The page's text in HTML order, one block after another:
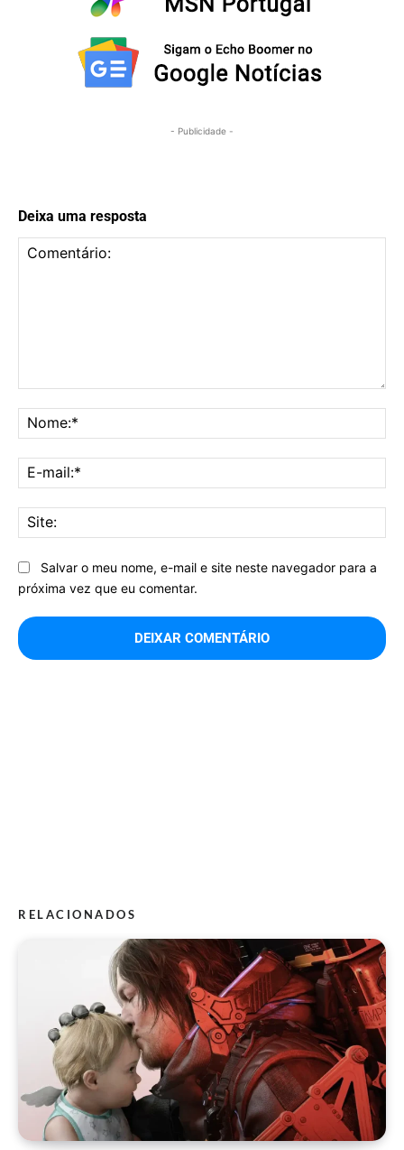
- Publicidade -
Deixa uma resposta
Salvar o meu nome, e-mail e site neste navegador para a
próxima vez que eu comentar.
RELACIONADOS